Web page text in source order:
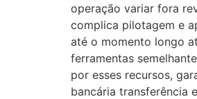
operação variar fora
complica pilotagem e
até o momento longo
ferramentas
por esses recursos,
bancária transferência